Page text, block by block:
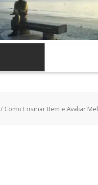
/ Como Ensinar Bem e Avaliar